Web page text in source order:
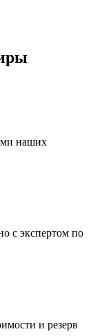
наших
с экспертом по
и резерв